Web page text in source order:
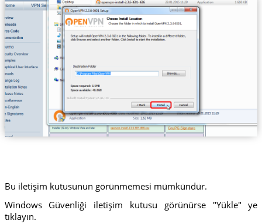
Bu iletişim kutusunun görünmemesi mümkündür.
Windows Güvenliği iletişim kutusu görünürse "Yükle" ye
tıklayın.